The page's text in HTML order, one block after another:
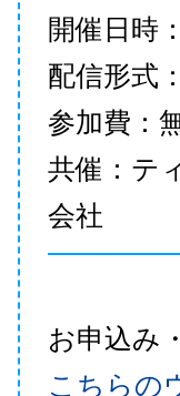
開催日時
配信形式
参加費：
共催：テ
会社
お申込み
こちらの